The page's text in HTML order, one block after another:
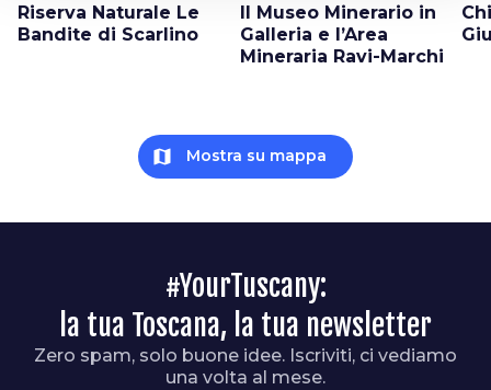
Riserva Naturale Le
Bandite di Scarlino
Il Museo Minerario in
Galleria e l’Area
Mineraria Ravi-Marchi
map Mostra su mappa
#YourTuscany:
la tua Toscana, la tua newsletter
Zero spam, solo buone idee. Iscriviti, ci vediamo
una volta al mese.